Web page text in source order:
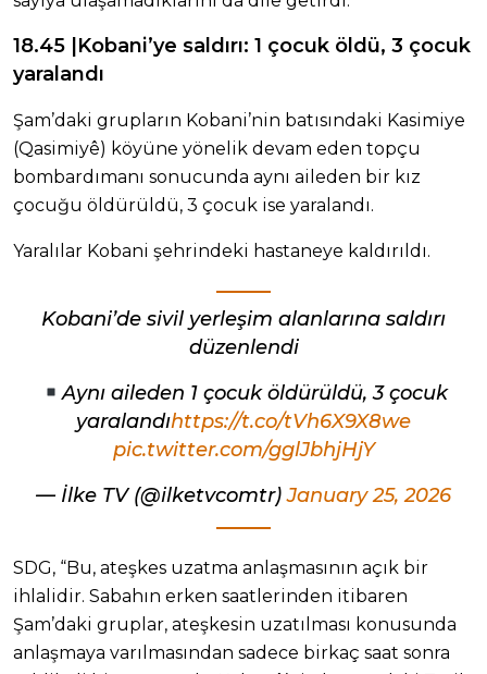
18.45 |Kobani’ye saldırı: 1 çocuk öldü, 3 çocuk
yaralandı
Şam’daki grupların Kobani’nin batısındaki Kasimiye
(Qasimiyê) köyüne yönelik devam eden topçu
bombardımanı sonucunda aynı aileden bir kız
çocuğu öldürüldü, 3 çocuk ise yaralandı.
Yaralılar Kobani şehrindeki hastaneye kaldırıldı.
Kobani’de sivil yerleşim alanlarına saldırı
düzenlendi
Aynı aileden 1 çocuk öldürüldü, 3 çocuk
yaralandıhttps://t.co/tVh6X9X8we
pic.twitter.com/gglJbhjHjY
— İlke TV (@ilketvcomtr)January 25, 2026
SDG, “Bu, ateşkes uzatma anlaşmasının açık bir
ihlalidir. Sabahın erken saatlerinden itibaren
Şam’daki gruplar, ateşkesin uzatılması konusunda
anlaşmaya varılmasından sadece birkaç saat sonra